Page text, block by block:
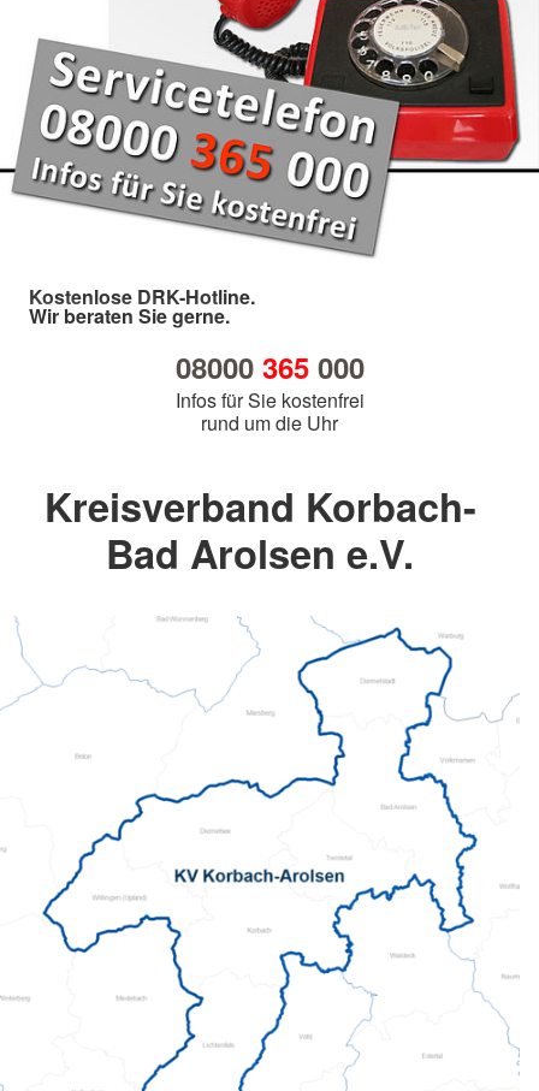
Kostenlose DRK-Hotline.
Wir beraten Sie gerne.
08000 365000
Infos für Sie kostenfrei
rund um die Uhr
Kreisverband Korbach-
Bad Arolsen e.V.